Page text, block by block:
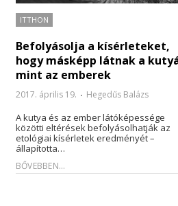
ITTHON
Befolyásolja a kísérleteket,
hogy másképp látnak a
mint az emberek
2017. április 19. Hegedűs Balázs
A kutya és az ember látóképessége
közötti eltérések befolyásolhatják az
etológiai kísérletek eredményét –
állapította…
BŐVEBBEN...